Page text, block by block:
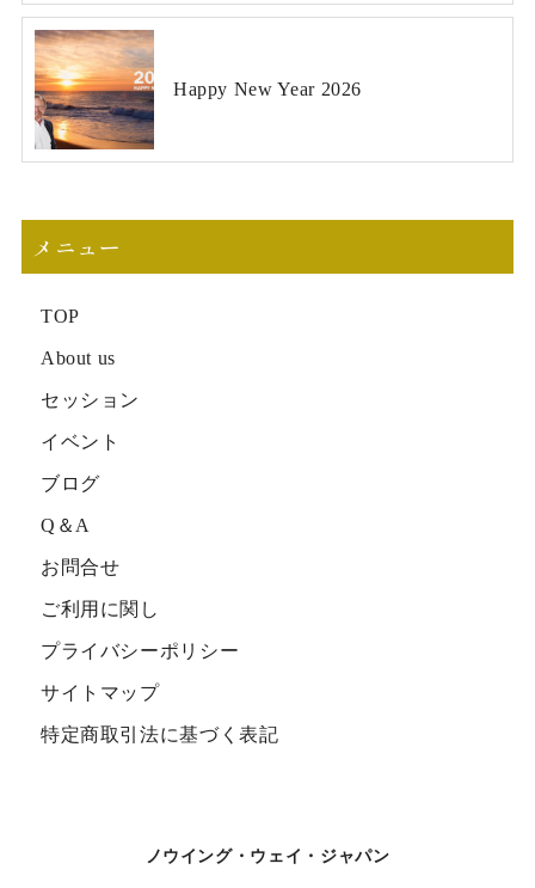
Happy New Year 2026
メニュー
TOP
About us
セッション
イベント
ブログ
Q＆A
お問合せ
ご利用に関し
プライバシーポリシー
サイトマップ
特定商取引法に基づく表記
ノウイング・ウェイ・ジャパン